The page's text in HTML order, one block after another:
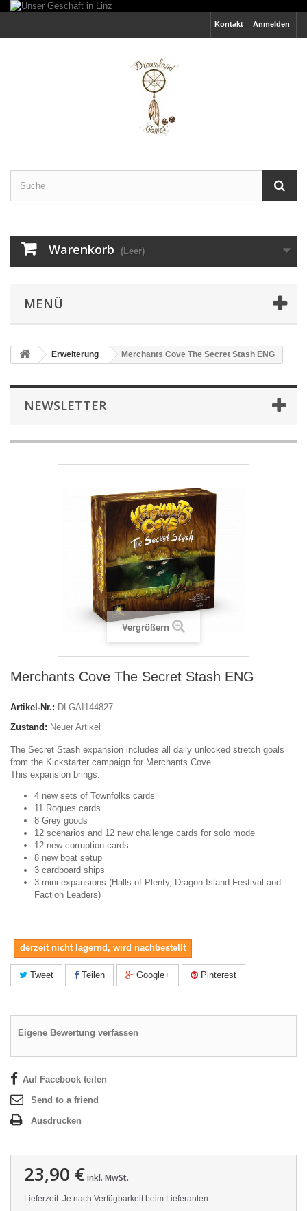
Anmelden
Kontakt
Warenkorb (Leer)
MENÜ
Erweiterung Merchants Cove The Secret Stash ENG
NEWSLETTER
Vergrößern
Merchants Cove The Secret Stash ENG
Artikel-Nr.: DLGAI144827
Zustand: Neuer Artikel
The Secret Stash expansion includes all daily unlocked stretch goals
from the Kickstarter campaign for Merchants Cove.
This expansion brings:
4 new sets of Townfolks cards
11 Rogues cards
8 Grey goods
12 scenarios and 12 new challenge cards for solo mode
12 new corruption cards
8 new boat setup
3 cardboard ships
3 mini expansions (Halls of Plenty, Dragon Island Festival and
Faction Leaders)
derzeit nicht lagernd, wird nachbestellt
Tweet Teilen Google+ Pinterest
Eigene Bewertung verfassen
Auf Facebook teilen
Send to a friend
Ausdrucken
23,90 €inkl. MwSt.
Lieferzeit: Je nach Verfügbarkeit beim Lieferanten